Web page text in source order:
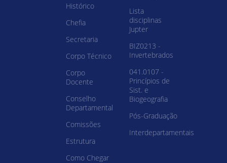
Histórico
Chefia
Secretaria
Corpo Técnico
Corpo
Docente
Conselho
Departamental
Comissões
Estrutura
Como Chegar
Lista
disciplinas
Jupter
BIZ0213 -
Invertebrados
041.0107 -
Princípios de
Sist. e
Biogeografia
Pós-Graduação
Interdepartamentais